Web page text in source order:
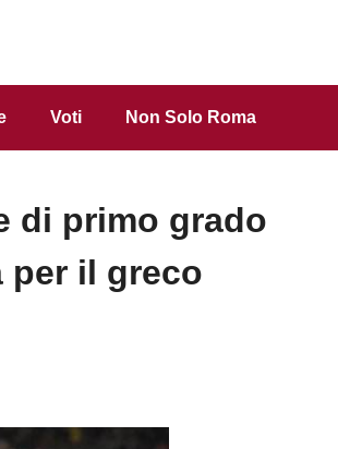
Voti Non Solo Roma
di primo grado
per il greco